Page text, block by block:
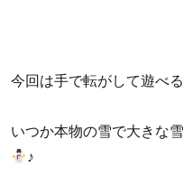
今回は手で転がして遊べ
いつか本物の雪で大きな
♪